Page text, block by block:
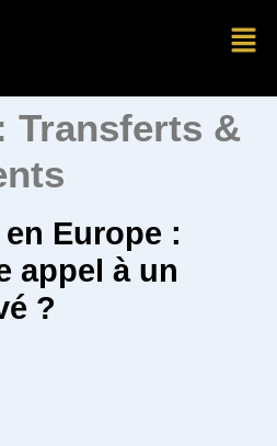
Transferts &
Europe :
appel à un
?